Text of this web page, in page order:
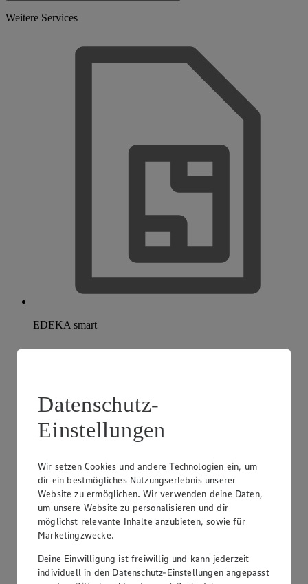
Weitere Services
EDEKA smart
Datenschutz-
Einstellungen
Wir setzen Cookies und andere Technologien ein, um
dir ein bestmögliches Nutzungserlebnis unserer
Website zu ermöglichen. Wir verwenden deine Daten,
um unsere Website zu personalisieren und dir
möglichst relevante Inhalte anzubieten, sowie für
Marketingzwecke.
Deine Einwilligung ist freiwillig und kann jederzeit
individuell in den Datenschutz-Einstellungen angepasst